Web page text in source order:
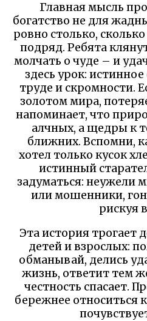
Главная мысль
богатство не для
ровно столько,
подряд. Ребята
молчать о чуде – и
здесь урок:
труде и скромности.
золотом мира,
напоминает, что
алчных, а щедры к
ближних. Вспомни,
хотел только кусок
истинный
задуматься: неужели
или мошенники,
рискуя
Эта история трогает
детей и взрослых:
обманывай, делись
жизнь, ответит тем
честность спасает.
бережнее относиться